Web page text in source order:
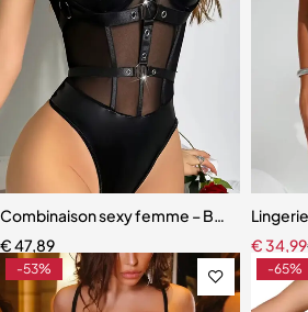
Combinaison sexy femme – Body ajouré
€47,89 €34,99
-53% -65%